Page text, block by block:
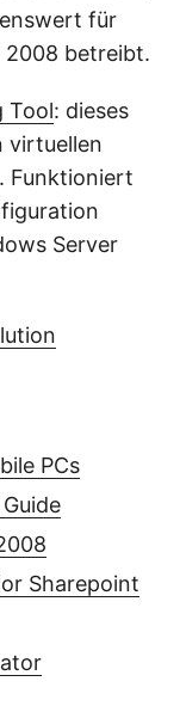
für
2008 betreibt.
Tool: dieses
virtuellen
Funktioniert
Server
PCs
Sharepoint